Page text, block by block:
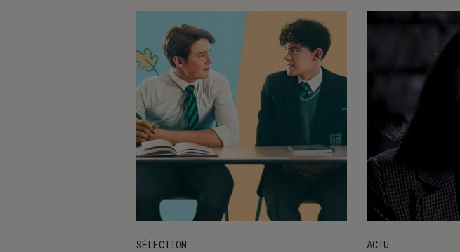
SÉLECTION ACTU